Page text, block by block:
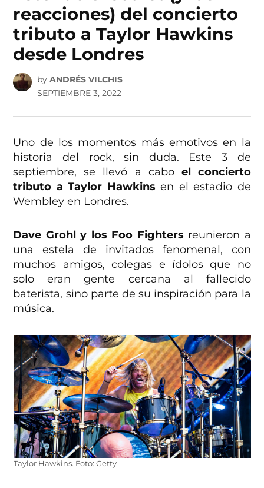
reacciones) del concierto
tributo a Taylor Hawkins
desde Londres
by ANDRÉS VILCHIS
SEPTIEMBRE 3, 2022
Uno de los momentos más emotivos en la
historia del rock, sin duda. Este 3 de
septiembre, se llevó a caboel concierto
tributo a Taylor Hawkins en el estadio de
Wembley en Londres.
Dave Grohl y los Foo Fighters reunieron a
una estela de invitados fenomenal, con
muchos amigos, colegas e ídolos que no
solo eran gente cercana al fallecido
baterista, sino parte de su inspiración para la
música.
Taylor Hawkins. Foto: Getty